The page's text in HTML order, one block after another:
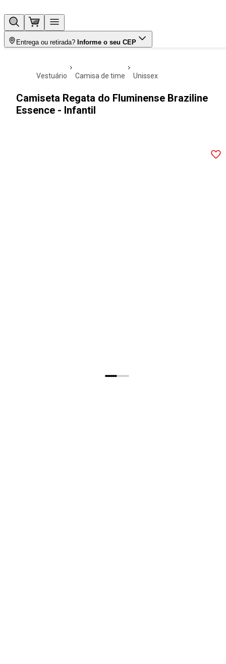
Entrega ou retirada? Informe o seu CEP
vestuário camisa de time unissex
Camiseta Regata do Fluminense Braziline
Essence - Infantil